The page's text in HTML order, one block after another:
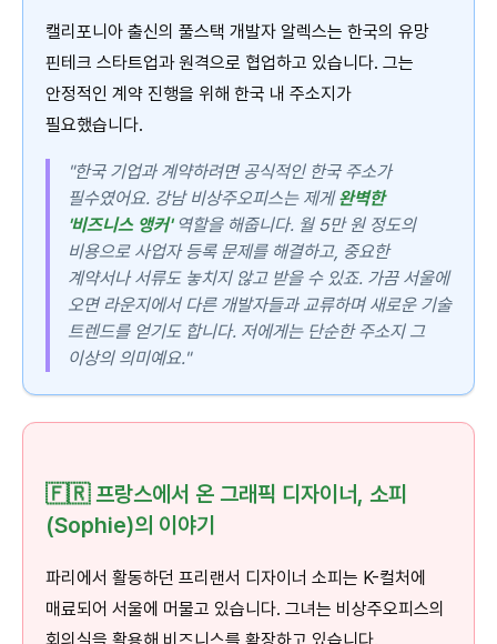
캘리포니아 출신의 풀스택 개발자 알렉스는 한국의 유망
핀테크 스타트업과 원격으로 협업하고 있습니다. 그는
안정적인 계약 진행을 위해 한국 내 주소지가
필요했습니다.
"한국 기업과 계약하려면 공식적인 한국 주소가
필수였어요. 강남 비상주오피스는 제게완벽한
'비즈니스 앵커'역할을 해줍니다. 월 5만 원 정도의
비용으로 사업자 등록 문제를 해결하고, 중요한
계약서나 서류도 놓치지 않고 받을 수 있죠. 가끔 서울에
오면 라운지에서 다른 개발자들과 교류하며 새로운 기술
트렌드를 얻기도 합니다. 저에게는 단순한 주소지 그
이상의 의미예요."
🇫🇷 프랑스에서 온 그래픽 디자이너, 소피
(Sophie)의 이야기
파리에서 활동하던 프리랜서 디자이너 소피는 K-컬처에
매료되어 서울에 머물고 있습니다. 그녀는 비상주오피스의